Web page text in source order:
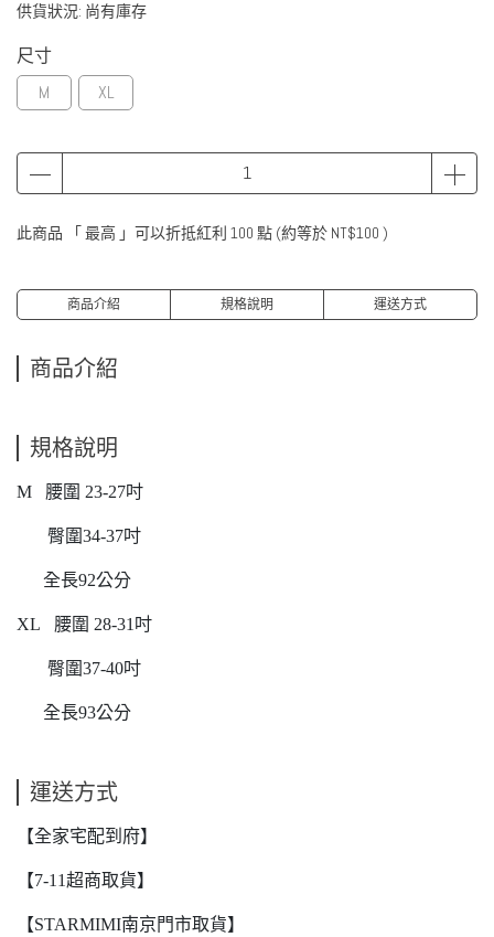
供貨狀況: 尚有庫存
尺寸
M
XL
此商品 「 最高 」可以折抵紅利 100 點 (約等於 NT$100 )
商品介紹 規格說明 運送方式
商品介紹
規格說明
M 腰圍 23-27吋
臀圍34-37吋
全長92公分
XL 腰圍 28-31吋
臀圍37-40吋
全長93公分
運送方式
【全家宅配到府】
【7-11超商取貨】
【STARMIMI南京門市取貨】